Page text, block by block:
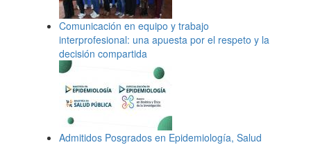
Comunicación en equipo y trabajo
interprofesional: una apuesta por el respeto y la
decisión compartida
Admitidos Posgrados en Epidemiología, Salud